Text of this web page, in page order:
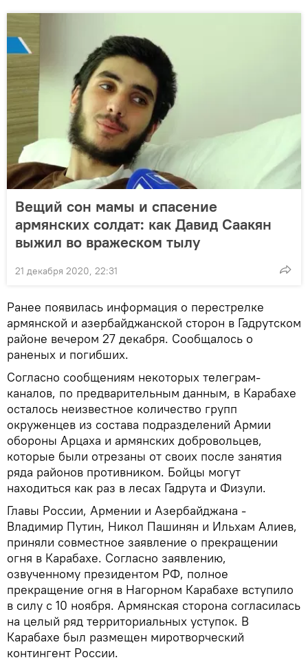
Вещий сон мамы и спасение
армянских солдат: как Давид Саакян
выжил во вражеском тылу
21 декабря 2020, 22:31
Ранее появилась информация о перестрелке
армянской и азербайджанской сторон в Гадрутском
районе вечером 27 декабря. Сообщалось о
раненых и погибших.
Согласно сообщениям некоторых телеграм-
каналов, по предварительным данным, в Карабахе
осталось неизвестное количество групп
окруженцев из состава подразделений Армии
обороны Арцаха и армянских добровольцев,
которые были отрезаны от своих после занятия
ряда районов противником. Бойцы могут
находиться как раз в лесах Гадрута и Физули.
Главы России, Армении и Азербайджана -
Владимир Путин, Никол Пашинян и Ильхам Алиев,
приняли совместное заявление о прекращении
огня в Карабахе. Согласно заявлению,
озвученному президентом РФ, полное
прекращение огня в Нагорном Карабахе вступило
в силу с 10 ноября. Армянская сторона согласилась
на целый ряд территориальных уступок. В
Карабахе был размещен миротворческий
контингент России.